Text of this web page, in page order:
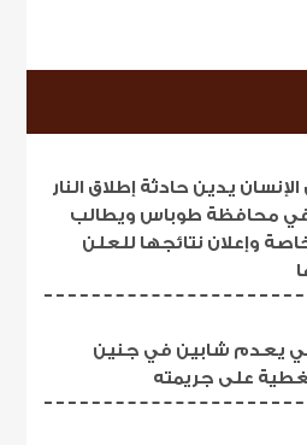
يدين حادثة إطلاق النار
محافظة طوباس ويطالب
وإعلان نتائجها للعلن
يعدم شابين في جنين
على جريمته